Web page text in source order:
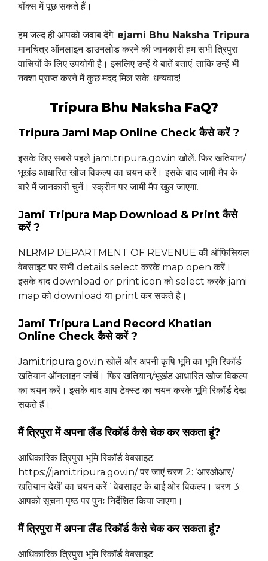
बॉक्स में पूछ सकते हैं।
हम जल्द ही आपको जवाब देंगे. ejami Bhu Naksha Tripura
मानचित्र ऑनलाइन डाउनलोड करने की जानकारी हम सभी त्रिपुरा
वासियों के लिए उपयोगी है। इसलिए उन्हें ये बातें बताएं. ताकि उन्हें भी
नक्शा प्राप्त करने में कुछ मदद मिल सके. धन्यवाद!
Tripura Bhu Naksha FaQ?
Tripura Jami Map Online Check कैसे करें ?
इसके लिए सबसे पहले jami.tripura.gov.in खोलें. फिर खतियान/
भूखंड आधारित खोज विकल्प का चयन करें। इसके बाद जामी मैप के
बारे में जानकारी चुनें। स्क्रीन पर जामी मैप खुल जाएगा.
Jami Tripura Map Download & Print कैसे
करें ?
NLRMP DEPARTMENT OF REVENUE की ऑफिसियल
वेबसाइट पर सभी details select करके map open करें।
इसके बाद download or print icon को select करके jami
map को download या print कर सकते है।
Jami Tripura Land Record Khatian
Online Check कैसे करें ?
Jami.tripura.gov.in खोलें और अपनी कृषि भूमि का भूमि रिकॉर्ड
खतियान ऑनलाइन जांचें। फिर खतियान/भूखंड आधारित खोज विकल्प
का चयन करें। इसके बाद आप टेक्स्ट का चयन करके भूमि रिकॉर्ड देख
सकते हैं।
मैं त्रिपुरा में अपना लैंड रिकॉर्ड कैसे चेक कर सकता हूं?
आधिकारिक त्रिपुरा भूमि रिकॉर्ड वेबसाइट
https://jami.tripura.gov.in/ पर जाएं चरण 2: ‘आरओआर/
खतियान देखें’ का चयन करें ‘ वेबसाइट के बाईं ओर विकल्प। चरण 3:
आपको सूचना पृष्ठ पर पुनः निर्देशित किया जाएगा।
मैं त्रिपुरा में अपना लैंड रिकॉर्ड कैसे चेक कर सकता हूं?
आधिकारिक त्रिपुरा भूमि रिकॉर्ड वेबसाइट